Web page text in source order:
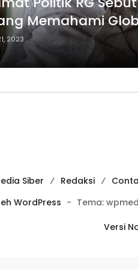
Memahami
2023
Siber Redaksi
WordPress - Tema:
Versi